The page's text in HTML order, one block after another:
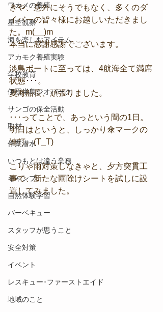
ワカメの養殖
星空観察
海を楽しむアイテム
アカモク養殖実験
学校教育
伊豆半島ジオパーク
サンゴの保全活動
取材
作業潜水
いつもとは違う業務
キャンプ
自然体験学習
バーベキュー
スタッフが思うこと
安全対策
イベント
レスキュー･ファーストエイド
地域のこと
きや、意外にそうでもなく、多くのダ
イバーの皆々様にお越しいただきまし
た。m(__)m
本当に感謝感謝でございます。
淡島ボートに至っては、4航海全て満席
状態･･･。
夏海船長、頑張りました。
･･･ってことで、あっという間の1日。
明日はというと、しっかり傘マークの
連打。(T_T)
こりゃ雨対策しなきゃと、夕方突貫工
事で、新たな雨除けシートを試しに設
置してみました。